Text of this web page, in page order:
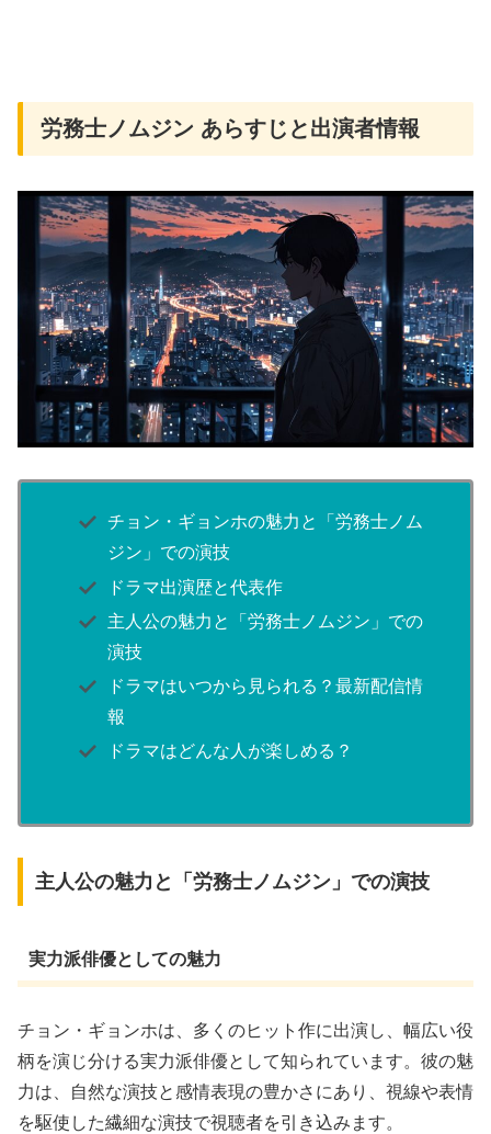
労務士ノムジン あらすじと出演者情報
チョン・ギョンホの魅力と「労務士ノム
ジン」での演技
ドラマ出演歴と代表作
主人公の魅力と「労務士ノムジン」での
演技
ドラマはいつから見られる？最新配信情
報
ドラマはどんな人が楽しめる？
主人公の魅力と「労務士ノムジン」での演技
実力派俳優としての魅力
チョン・ギョンホは、多くのヒット作に出演し、幅広い役
柄を演じ分ける実力派俳優として知られています。彼の魅
力は、自然な演技と感情表現の豊かさにあり、視線や表情
を駆使した繊細な演技で視聴者を引き込みます。